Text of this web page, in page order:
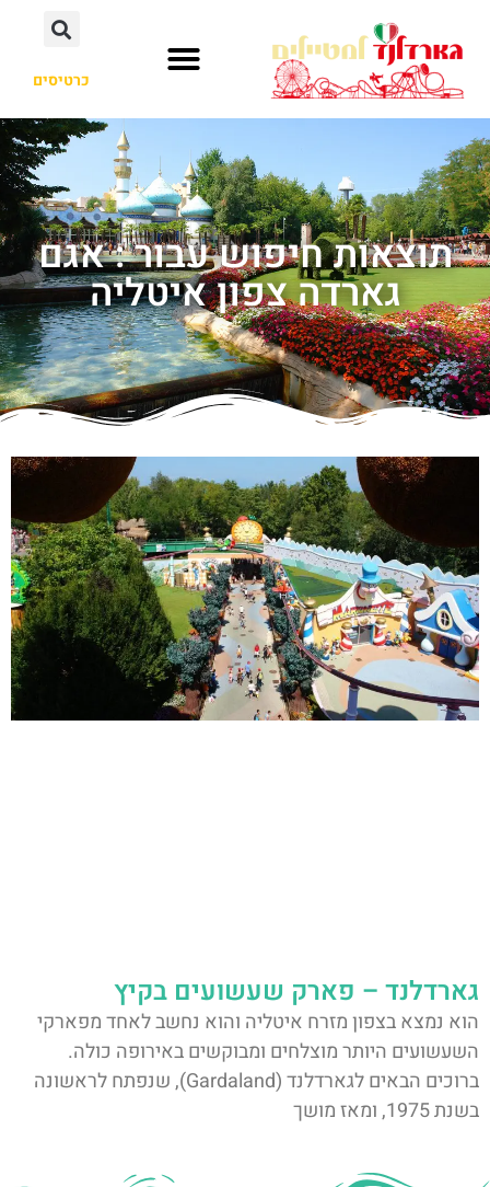
כרטיסים
תוצאות חיפוש עבור : אגם
גארדה צפון איטליה
גארדלנד – פארק שעשועים בקיץ
הוא נמצא בצפון מזרח איטליה והוא נחשב לאחד מפארקי
השעשועים היותר מוצלחים ומבוקשים באירופה כולה.
ברוכים הבאים לגארדלנד (Gardaland), שנפתח לראשונה
בשנת 1975, ומאז מושך